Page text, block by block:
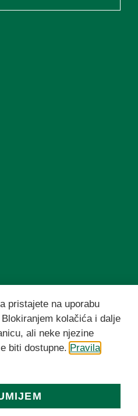
korisnika
pristajete na uporabu
kolačića i dalje
ali neke njezine
biti dostupne. Pravila